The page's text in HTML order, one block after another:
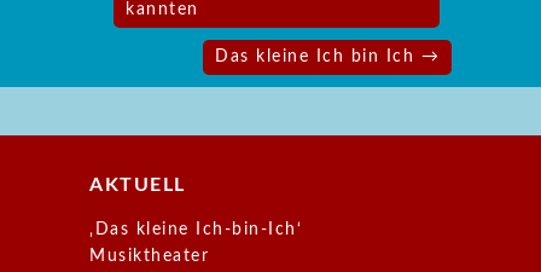
kannten
Das kleine Ich bin Ich →
AKTUELL
‚Das kleine Ich-bin-Ich‘
Musiktheater